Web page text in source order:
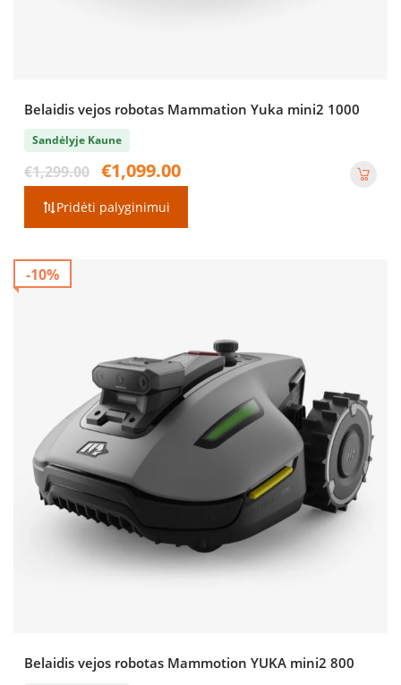
Belaidis vejos robotas Mammation Yuka mini2 1000
Sandėlyje Kaune
€1,299.00
Original
price
was:
€1,299.00.
€1,099.00
Pridėti palyginimui
-10%
Belaidis vejos robotas Mammotion YUKA mini2 800